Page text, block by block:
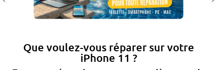
Que voulez-vous réparer sur votre
iPhone 11 ?